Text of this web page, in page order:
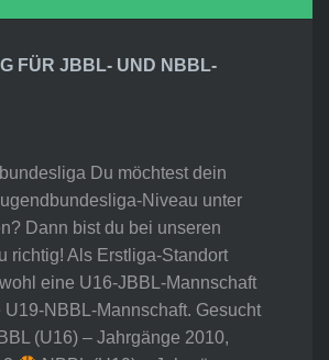
FÜR JBBL- UND NBBL-
Du möchtest dein
Niveau unter
Dann bist du bei unseren
richtig! Als Erstliga-Standort
eine U16-JBBL-Mannschaft
NBBL-Mannschaft. Gesucht
(U16) – Jahrgänge 2010,